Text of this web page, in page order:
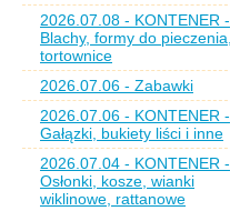
2026.07.08 - KONTENER -
Blachy, formy do pieczenia,
tortownice
2026.07.06 - Zabawki
2026.07.06 - KONTENER -
Gałązki, bukiety liści i inne
2026.07.04 - KONTENER -
Osłonki, kosze, wianki
wiklinowe, rattanowe